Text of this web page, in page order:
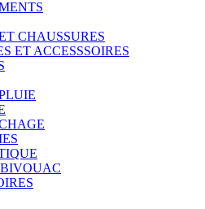
CHAUSSURES
ET ACCESSSOIRES